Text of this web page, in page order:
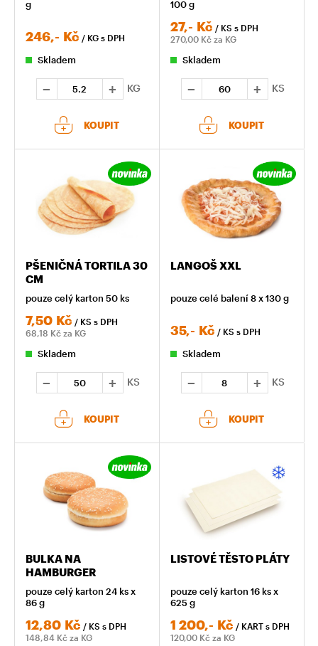
g
246,- Kč / KG s DPH
Skladem
KG
KOUPIT
100 g
27,- Kč / KS s DPH
270,00 Kč za KG
Skladem
KS
KOUPIT
PŠENIČNÁ TORTILA 30
CM
pouze celý karton 50 ks
7,50 Kč / KS s DPH
68,18 Kč za KG
Skladem
KS
KOUPIT
LANGOŠ XXL
pouze celé balení 8 x 130 g
35,- Kč / KS s DPH
Skladem
KS
KOUPIT
BULKA NA
HAMBURGER
pouze celý karton 24 ks x
86 g
12,80 Kč / KS s DPH
148,84 Kč za KG
LISTOVÉ TĚSTO PLÁTY
pouze celý karton 16 ks x
625 g
1 200,- Kč / KART s DPH
120,00 Kč za KG